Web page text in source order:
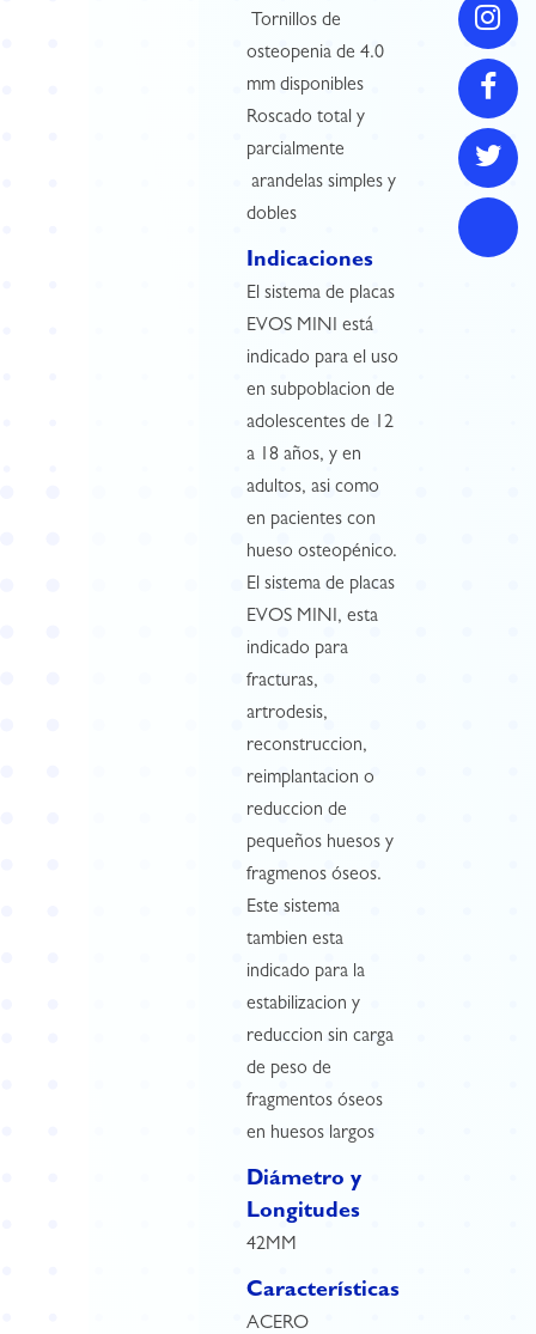
 Tornillos de
osteopenia de 4.0
mm disponibles
Roscado total y
parcialmente
 arandelas simples y
dobles
Indicaciones
El sistema de placas
EVOS MINI está
indicado para el uso
en subpoblacion de
adolescentes de 12
a 18 años, y en
adultos, asi como
en pacientes con
hueso osteopénico.
El sistema de placas
EVOS MINI, esta
indicado para
fracturas,
artrodesis,
reconstruccion,
reimplantacion o
reduccion de
pequeños huesos y
fragmenos óseos.
Este sistema
tambien esta
indicado para la
estabilizacion y
reduccion sin carga
de peso de
fragmentos óseos
en huesos largos
Diámetro y
Longitudes
42MM
Características
ACERO